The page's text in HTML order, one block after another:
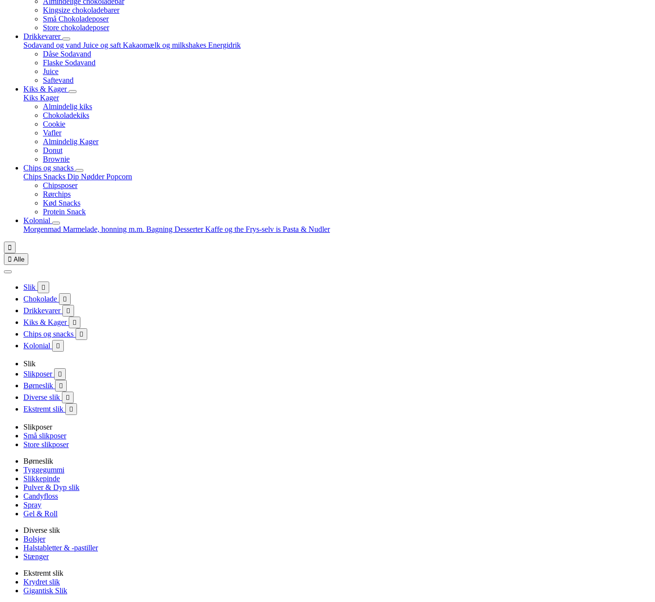
Kingsize chokoladebarer
Små Chokoladeposer
Store chokoladeposer
Drikkevarer
Sodavand og vand Juice og saft Kakaomælk og milkshakes Energidrik
Dåse Sodavand
Flaske Sodavand
Juice
Saftevand
Kiks & Kager
Kiks Kager
Almindelig kiks
Chokoladekiks
Cookie
Vafler
Almindelig Kager
Donut
Brownie
Chips og snacks
Chips Snacks Dip NødderPopcorn
Chipsposer
Rørchips
Kød Snacks
Protein Snack
Kolonial
Morgenmad Marmelade, honning m.m. Bagning DesserterKaffe og the Frys-selv is Pasta & Nudler

 Alle
Slik 
Chokolade 
Drikkevarer 
Kiks & Kager 
Chips og snacks 
Kolonial 
Slik
Slikposer

Børneslik 
Diverse slik 
Ekstremt slik 
Slikposer
Små slikposer
Store slikposer
Børneslik
Tyggegummi
Slikkepinde
Pulver & Dyp slik
Candyfloss
Spray
Gel & Roll
Diverse slik
Bolsjer
Halstabletter & -pastiller
Stænger
Ekstremt slik
Krydret slik
Gigantisk Slik